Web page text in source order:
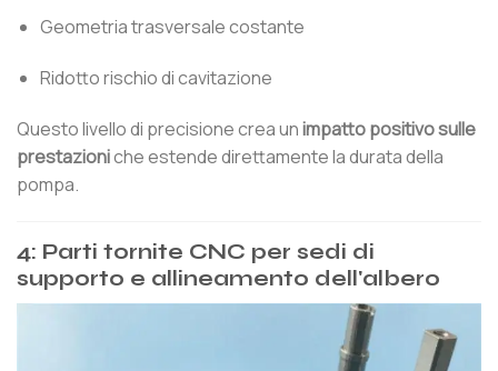
Geometria trasversale costante
Ridotto rischio di cavitazione
Questo livello di precisione crea unimpatto positivo sulle
prestazioniche estende direttamente la durata della
pompa.
4: Parti tornite CNC per sedi di
supporto e allineamento dell'albero